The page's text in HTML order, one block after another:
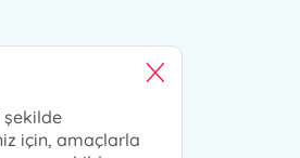
şekilde
için, amaçlarla